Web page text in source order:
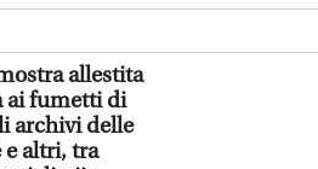
allestita
ai fumetti di
archivi delle
e altri, tra